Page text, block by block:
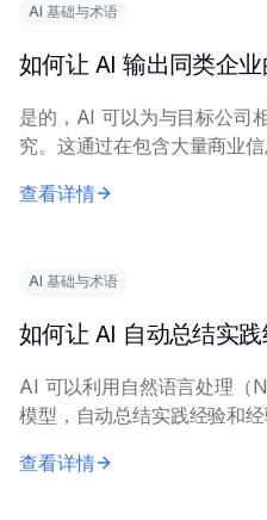
AI 基础与术语
如何让 AI 输出同类企
是的，AI 可以为与目标公司
究。这通过在包含大量商业
AI 提供精确的查询内容，包括
查看详情
AI 基础与术语
如何让 AI 自动总结实践
AI 可以利用自然语言处理（
模型，自动总结实践经验和
晰、完整的输入文本。关键技
查看详情